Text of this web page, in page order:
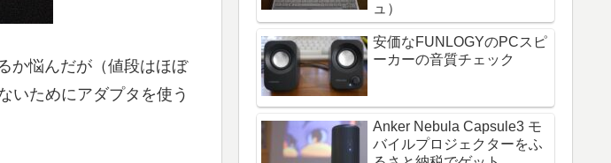
か悩んだが（値段はほぼ
いためにアダプタを使う
ュ）
安価なFUNLOGYのPCスピ
ーカーの音質チェック
Anker Nebula Capsule3 モ
バイルプロジェクターをふ